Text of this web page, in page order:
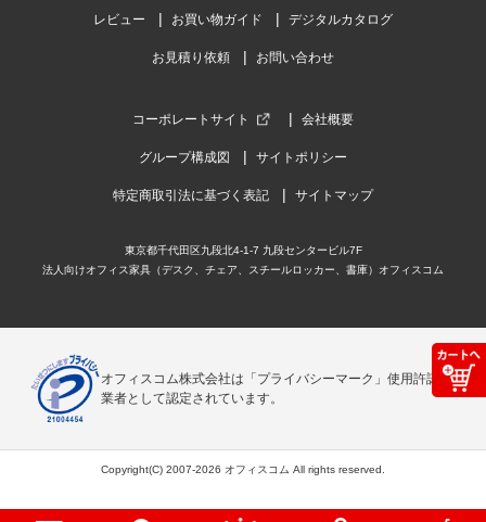
レビュー お買い物ガイド デジタルカタログ
お見積り依頼 お問い合わせ
コーポレートサイト 会社概要
グループ構成図 サイトポリシー
特定商取引法に基づく表記 サイトマップ
東京都千代田区九段北4-1-7 九段センタービル7F
法人向けオフィス家具（デスク、チェア、スチールロッカー、書庫）オフィスコム
オフィスコム株式会社は「プライバシーマーク」使用許諾事
業者として認定されています。
Copyright(C) 2007-2026 オフィスコム All rights reserved.